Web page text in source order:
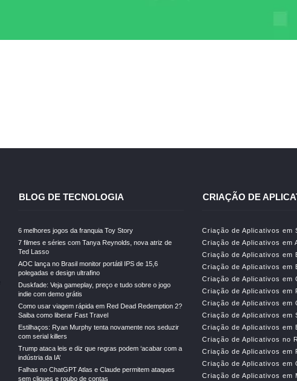
BLOG DE TECNOLOGIA
6 melhores jogos da franquia Toy Story
7 filmes e séries com Tanya Reynolds, nova atriz de
Ted Lasso
AOC lança no Brasil monitor portátil IPS de 15,6
polegadas e design ultrafino
Duskfade: Veja gameplay, preço e tudo sobre o jogo
indie com demo grátis
Como usar viagem rápida em Red Dead Redemption 2?
Saiba como liberar Fast Travel
Estilhaços: Ryan Murphy tenta novamente nos seduzir
com serial killers
Trump ataca leis e diz que regras podem ‘acabar com a
indústria da IA’
Falhas no ChatGPT Atlas e Claude permitem ataques
sem cliques e roubo de contas
CRIAÇÃO DE
Criação de Aplicativos em
Criação de Aplicativos em
Criação de Aplicativos em
Criação de Aplicativos em
Criação de Aplicativos em
Criação de Aplicativos em
Criação de Aplicativos em
Criação de Aplicativos em
Criação de Aplicativos em
Criação de Aplicativos no
Criação de Aplicativos em
Criação de Aplicativos em
Criação de Aplicativos em